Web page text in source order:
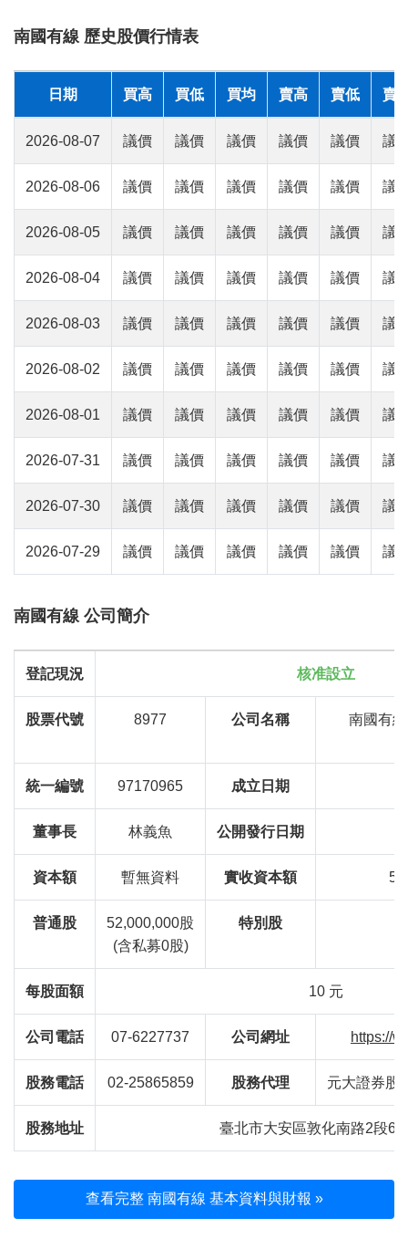
南國有線 歷史股價行情表
日期 買高 買低 買均 賣高 賣低 賣
2026-08-07 議價 議價 議價 議價 議價 議
2026-08-06 議價 議價 議價 議價 議價 議
2026-08-05 議價 議價 議價 議價 議價 議
2026-08-04 議價 議價 議價 議價 議價 議
2026-08-03 議價 議價 議價 議價 議價 議
2026-08-02 議價 議價 議價 議價 議價 議
2026-08-01 議價 議價 議價 議價 議價 議
2026-07-31 議價 議價 議價 議價 議價 議
2026-07-30 議價 議價 議價 議價 議價 議
2026-07-29 議價 議價 議價 議價 議價 議
南國有線 公司簡介
登記現況 核准設立
股票代號 8977 公司名稱 南國有
統一編號 97170965 成立日期
董事長 林義魚 公開發行日期
資本額 暫無資料 實收資本額
普通股
52,000,000股
(含私募0股)
特別股
每股面額 10 元
公司電話 07-6227737 公司網址 https://
股務電話 02-25865859 股務代理 元大證券股
股務地址 臺北市大安區敦化南路2段67
查看完整 南國有線 基本資料與財報 »